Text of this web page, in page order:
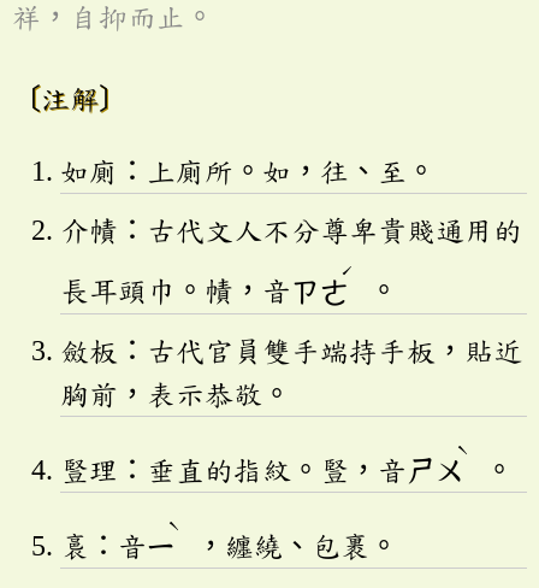
祥，自抑而止。
〔注解〕
如廁：上廁所。如，往、至。
介幘：古代文人不分尊卑貴賤通用的
長耳頭巾。幘，音ㄗㄜ
ˊ
。
斂板：古代官員雙手端持手板，貼近
胸前，表示恭敬。
豎理：垂直的指紋。豎，音 ㄕㄨ
ˋ
。
裛：音ㄧ
ˋ
，纏繞、包裹。